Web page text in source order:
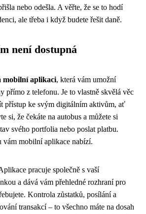
nebo odešla. A věřte, že se to hodí
ale třeba i když budete řešit daně.
není dostupná
mobilní aplikaci, která vám umožní
přímo z telefonu. Je to vlastně skvělá věc
přístup ke svým digitálním aktivům, ať
si, že čekáte na autobus a můžete si
svého portfolia nebo poslat platbu.
vám mobilní aplikace nabízí.
pracuje společně s vaší
a dává vám přehledné rozhraní pro
Kontrola zůstatků, posílání a
transakcí – to všechno máte na dosah